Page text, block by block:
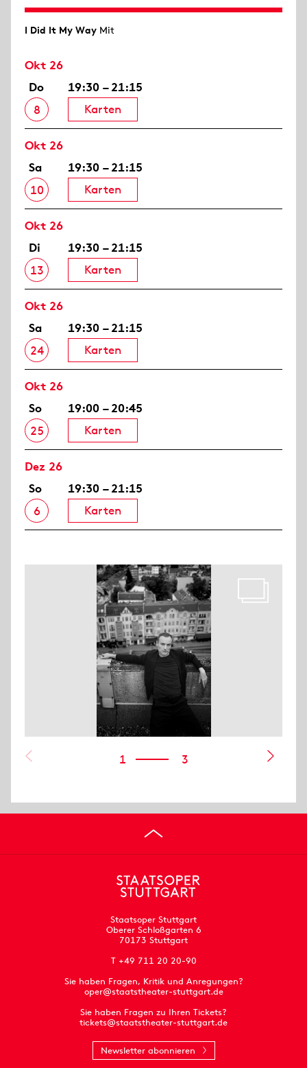
I Did It My Way Mit
Okt 26
Do
8
19:30 – 21:15
Karten
Okt 26
Sa
10
19:30 – 21:15
Karten
Okt 26
Di
13
19:30 – 21:15
Karten
Okt 26
Sa
24
19:30 – 21:15
Karten
Okt 26
So
25
19:00 – 20:45
Karten
Dez 26
So
6
19:30 – 21:15
Karten
1 3
Staatsoper Stuttgart
Oberer Schloßgarten 6
70173 Stuttgart
T +49 711 20 20-90
Sie haben Fragen, Kritik und Anregungen?
oper@staatstheater-stuttgart.de
Sie haben Fragen zu Ihren Tickets?
tickets@staatstheater-stuttgart.de
Newsletter abonnieren